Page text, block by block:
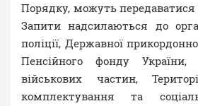
Порядку, можуть передаватися
Запити надсилаються до
поліції, Державної
Пенсійного фонду України,
військових частин,
комплектування та